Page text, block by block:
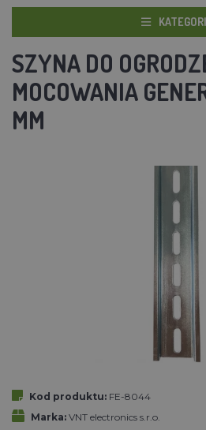
SZYNA DO
MOCOWANIA
MM
Kod produktu: FE-8044
Marka: VNT electronics s.r.o.